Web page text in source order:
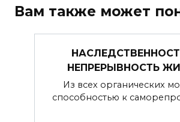
Вам также может
НЕПРЕРЫВНОСТЬ
Из всех органических
способностью к